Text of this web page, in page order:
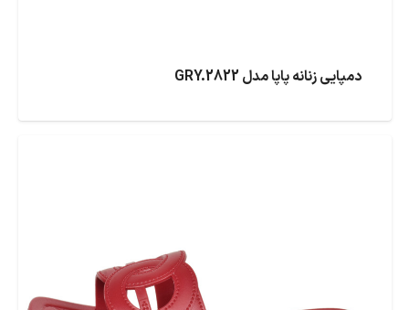
دمپایی زنانه پاپا مدل GRY.2822